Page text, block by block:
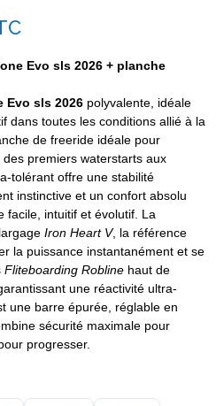
Evo sls 2026 + planche
Evo sls 2026 polyvalente, idéale
dans toutes les conditions allié à la
de freeride idéale pour
premiers waterstarts aux
tolérant offre une stabilité
instinctive et un confort absolu
facile, intuitif et évolutif. La
Iron Heart V, la référence
la puissance instantanément et se
Fliteboarding Robline haut de
une réactivité ultra-
une barre épurée, réglable en
sécurité maximale pour
progresser.